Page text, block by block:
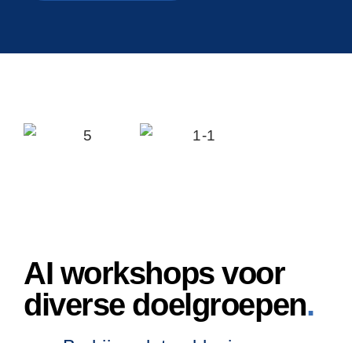
AI workshops voor
diverse doelgroepen.